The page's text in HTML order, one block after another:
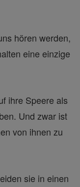
hören werden,
eine einzige
ihre Speere als
Und zwar ist
von ihnen zu
sie in einen